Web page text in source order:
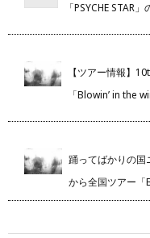
「PSYCHE STAR
【ツアー情報】
「Blowin’ in the
踊ってばかりの国
から全国ツアー「